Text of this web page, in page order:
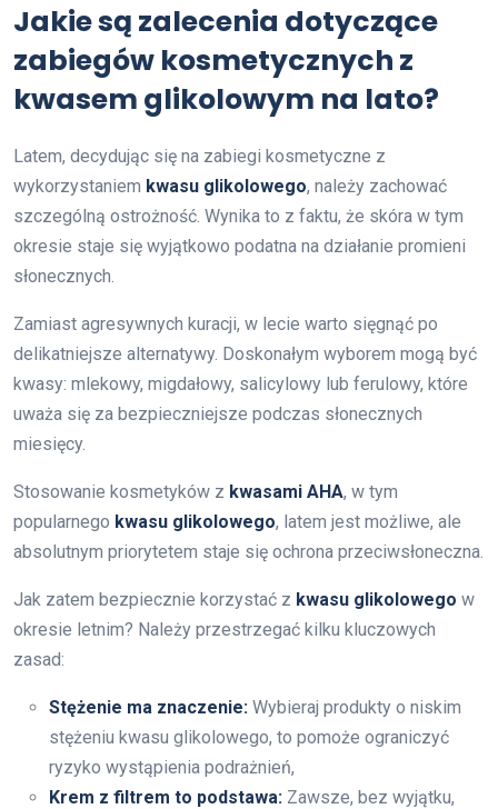
Jakie są zalecenia dotyczące
zabiegów kosmetycznych z
kwasem glikolowym na lato?
Latem, decydując się na zabiegi kosmetyczne z
wykorzystaniem kwasu glikolowego, należy zachować
szczególną ostrożność. Wynika to z faktu, że skóra w tym
okresie staje się wyjątkowo podatna na działanie promieni
słonecznych.
Zamiast agresywnych kuracji, w lecie warto sięgnąć po
delikatniejsze alternatywy. Doskonałym wyborem mogą być
kwasy: mlekowy, migdałowy, salicylowy lub ferulowy, które
uważa się za bezpieczniejsze podczas słonecznych
miesięcy.
Stosowanie kosmetyków z kwasami AHA, w tym
popularnego kwasu glikolowego, latem jest możliwe, ale
absolutnym priorytetem staje się ochrona przeciwsłoneczna.
Jak zatem bezpiecznie korzystać z kwasu glikolowego w
okresie letnim? Należy przestrzegać kilku kluczowych
zasad:
Stężenie ma znaczenie: Wybieraj produkty o niskim
stężeniu kwasu glikolowego, to pomoże ograniczyć
ryzyko wystąpienia podrażnień,
Krem z filtrem to podstawa: Zawsze, bez wyjątku,